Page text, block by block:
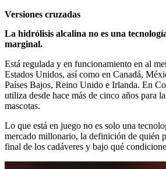
Versiones cruzadas
La hidrólisis alcalina no es una
marginal.
Está regulada y en funcionamiento en al
Estados Unidos, así como en Canadá,
Países Bajos, Reino Unido e Irlanda. En
utiliza desde hace más de cinco años para
mascotas.
Lo que está en juego no es solo una
mercado millonario, la definición de quién
final de los cadáveres y bajo qué